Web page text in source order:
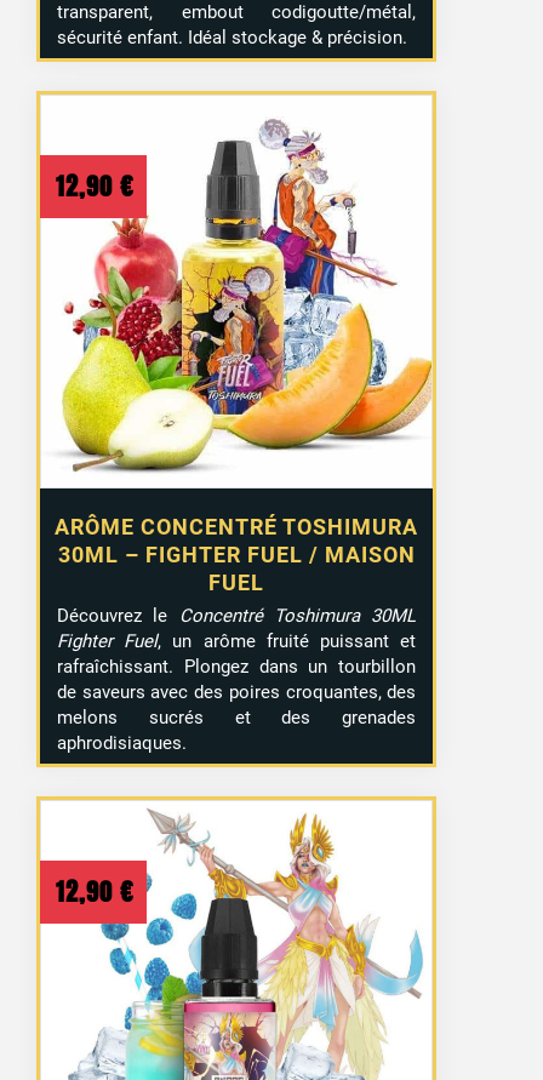
transparent, embout codigoutte/métal,
sécurité enfant. Idéal stockage & précision.
ARÔME CONCENTRÉ TOSHIMURA
30ML – FIGHTER FUEL / MAISON
FUEL
12,90 €
Découvrez le Concentré Toshimura 30ML
Fighter Fuel, un arôme fruité puissant et
rafraîchissant. Plongez dans un tourbillon
de saveurs avec des poires croquantes, des
melons sucrés et des grenades
aphrodisiaques.
12,90 €